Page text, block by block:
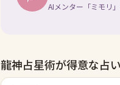
AIメンター「ミモリ
龍神占星術が得意な占